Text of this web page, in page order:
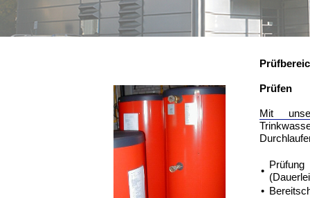
Prüfen
Mit
•
•